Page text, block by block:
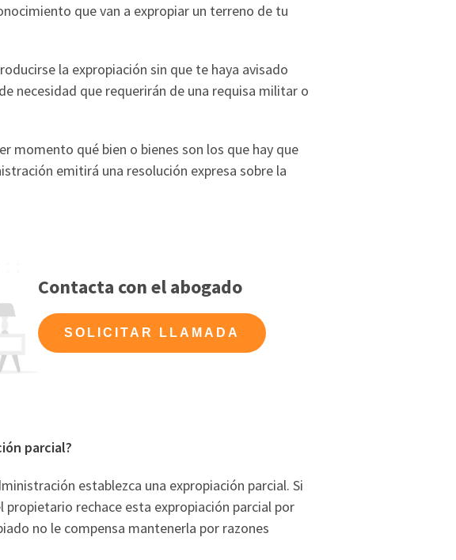
que van a expropiar un terreno de tu
la expropiación sin que te haya avisado
necesidad que requerirán de una requisa militar o
momento qué bien o bienes son los que hay que
emitirá una resolución expresa sobre la
Contacta con el abogado
SOLICITAR LLAMADA
parcial?
establezca una expropiación parcial. Si
rechace esta expropiación parcial por
no le compensa mantenerla por razones